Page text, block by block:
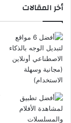
أخر المقالات